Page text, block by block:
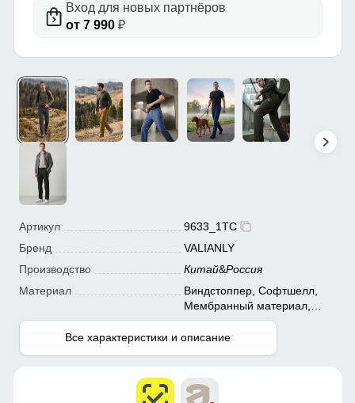
Вход для новых партнёров
от 7 990₽
Артикул
9633_1TC
Бренд
VALIANLY
Производство
Китай&Россия
Материал
Виндстоппер, Софтшелл,
Мембранный материал,
Полиэстер
Все характеристики и описание